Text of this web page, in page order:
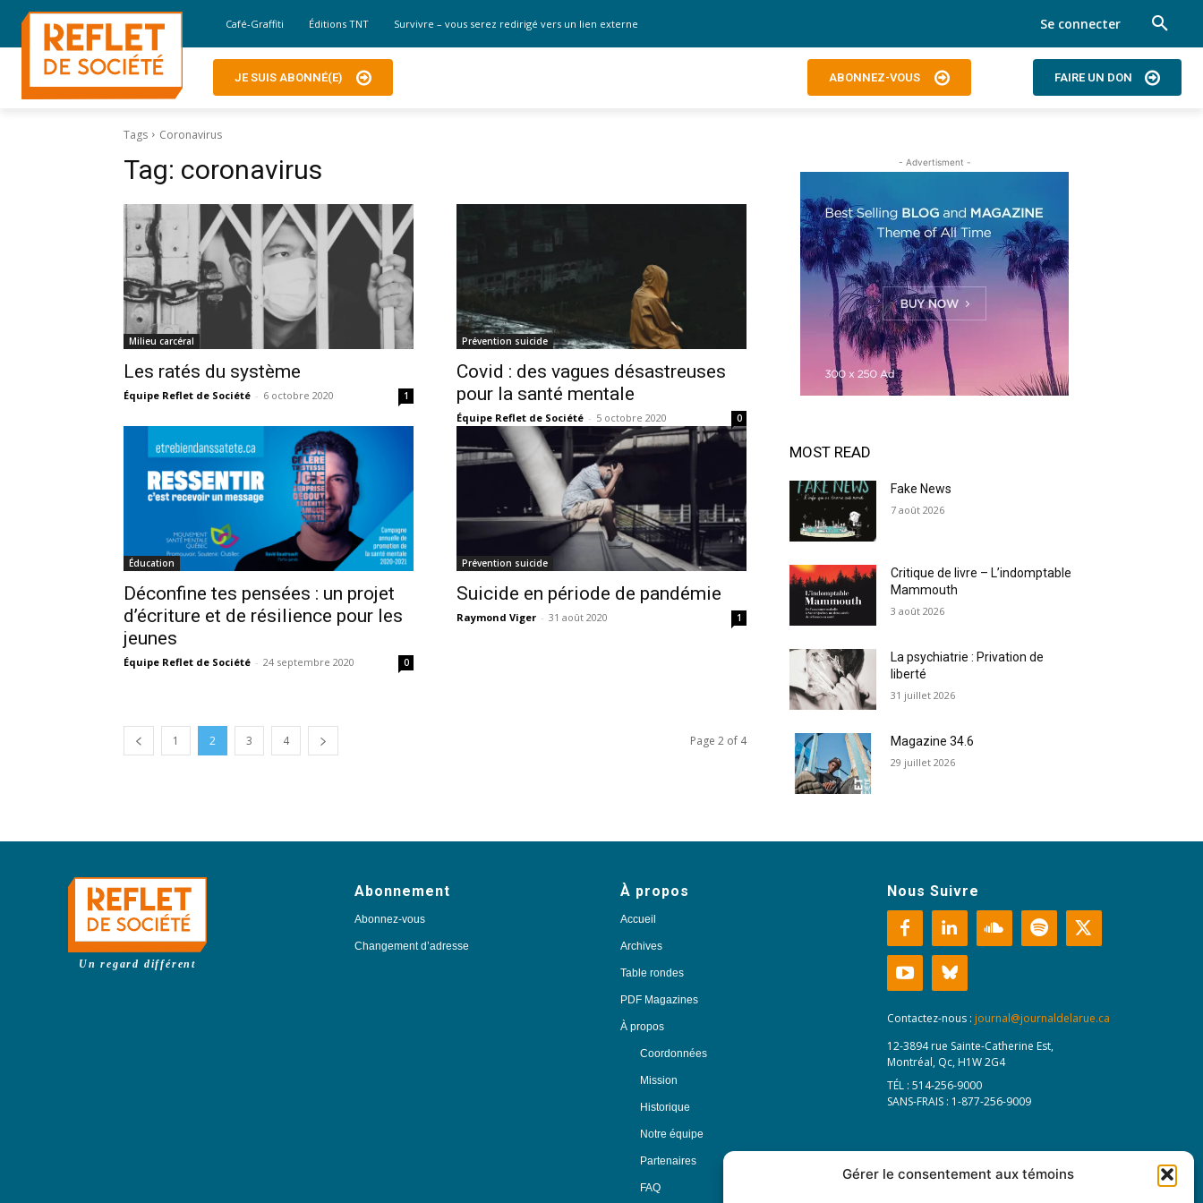
Gérer le consentement aux témoins
Café-Graffiti Éditions TNT Survivre – vous serez redirigé vers un lien externe Se connecter
JE SUIS ABONNÉ(E) ABONNEZ-VOUS FAIRE UN DON
Tags Coronavirus
Tag: coronavirus
Milieu carcéral
Les ratés du système
Équipe Reflet de Société - 6 octobre 2020 1
Prévention suicide
Covid : des vagues désastreuses
pour la santé mentale
Équipe Reflet de Société - 5 octobre 2020 0
Éducation
Déconfine tes pensées : un projet
d’écriture et de résilience pour les
jeunes
Équipe Reflet de Société - 24 septembre 2020 0
Prévention suicide
Suicide en période de pandémie
Raymond Viger - 31 août 2020 1
1 2 3 4 Page 2 of 4
- Advertisment -
MOST READ
Fake News
7 août 2026
Critique de livre – L’indomptable
Mammouth
3 août 2026
La psychiatrie : Privation de
liberté
31 juillet 2026
Magazine 34.6
29 juillet 2026
Un regard différent
Abonnement
Abonnez-vous
Changement d’adresse
À propos
Accueil
Archives
Table rondes
PDF Magazines
À propos
Coordonnées
Mission
Historique
Notre équipe
Partenaires
FAQ
Nous Suivre
Contactez-nous : journal@journaldelarue.ca
12-3894 rue Sainte-Catherine Est,
Montréal, Qc, H1W 2G4
TÉL : 514-256-9000
SANS-FRAIS : 1-877-256-9009